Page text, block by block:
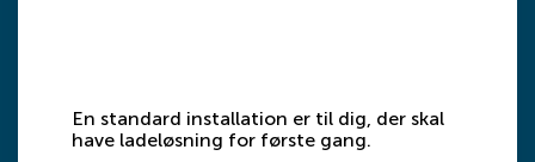
En standard installation er til dig, der skal
have ladeløsning for første gang.